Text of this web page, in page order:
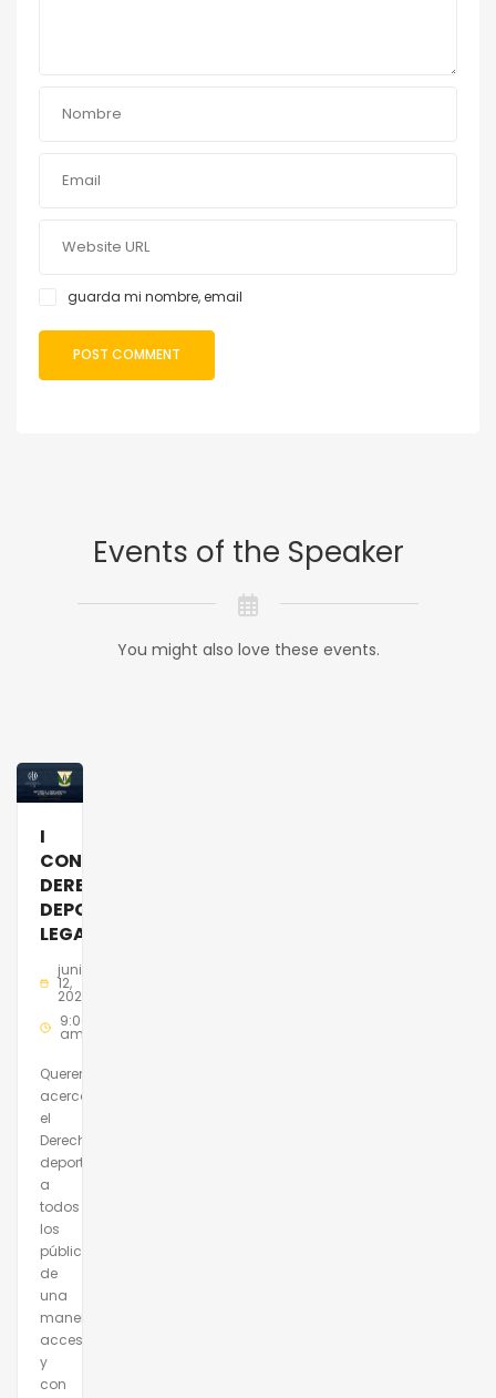
guarda mi nombre, email
Events of the Speaker
You might also love these events.
I
CONGRESO
DERECHO
DEPORTIVO
LEGANÉS
junio
12,
2025
9:00
am
Queremos
acercar
el
Derecho
deportivo
a
todos
los
públicos,
de
una
manera
accesible
y
con